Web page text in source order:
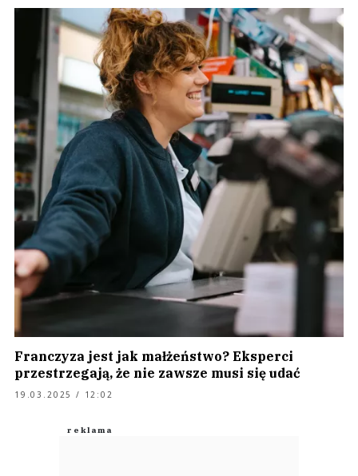
Franczyza jest jak małżeństwo? Eksperci
przestrzegają, że nie zawsze musi się udać
19.03.2025 / 12:02